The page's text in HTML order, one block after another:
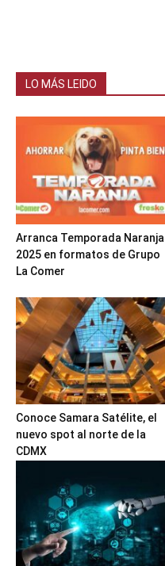
LO MÁS LEIDO
Arranca Temporada Naranja
2025 en formatos de Grupo
La Comer
Conoce Samara Satélite, el
nuevo spot al norte de la
CDMX